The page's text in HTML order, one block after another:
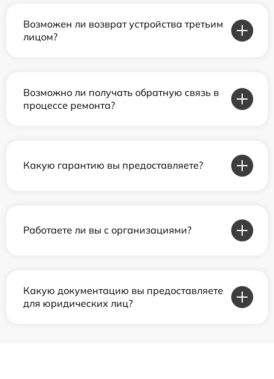
Возможен ли возврат устройства третьим
лицом?
Возможно ли получать обратную связь в
процессе ремонта?
Какую гарантию вы предоставляете?
Работаете ли вы с организациями?
Какую документацию вы предоставляете
для юридических лиц?